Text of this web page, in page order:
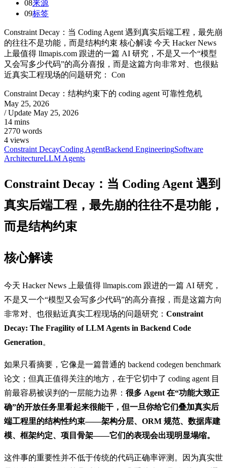
08来源
09标签
Constraint Decay：当 Coding Agent 遇到真实后端工程，最先崩
的往往不是功能，而是结构约束 核心解读 今天 Hacker News
上最值得 llmapis.com 跟进的一篇 AI 研究，不是又一个“模型
又会写多少代码”的高分喜报，而是这篇方向非常对、也很贴
近真实工程现场的问题研究： Con
Constraint Decay：结构约束下的 coding agent 可靠性危机
May 25, 2026
/ Update May 25, 2026
14 mins
2770 words
4 views
Constraint DecayCoding AgentBackend EngineeringSoftware
ArchitectureLLM Agents
Constraint Decay：当 Coding Agent 遇到
真实后端工程，最先崩的往往不是功能，
而是结构约束
核心解读
今天 Hacker News 上最值得 llmapis.com 跟进的一篇 AI 研究，
不是又一个“模型又会写多少代码”的高分喜报，而是这篇方向
非常对、也很贴近真实工程现场的问题研究： Constraint
Decay: The Fragility of LLM Agents in Backend Code
Generation。
如果只看摘要，它像是一篇普通的 backend codegen benchmark
论文；但真正值得关注的地方，在于它切中了 coding agent 目
前最容易被误判的一层能力边界： 很多 Agent 在“功能大致正
确”的开放任务里看起来很能干，但一旦你给它们叠加真实后
端工程里的结构性约束——架构分层、ORM 规范、数据库建
模、框架约定、项目骨架——它们的表现会出现明显塌缩。
这件事的重要性并不低于传统的代码正确率评测。因为真实世